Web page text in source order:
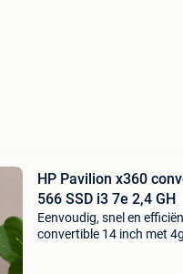
HP Pavilion x360
566 SSD i3 7e 2,4 GH
Eenvoudig, snel en
convertible 14 inch met